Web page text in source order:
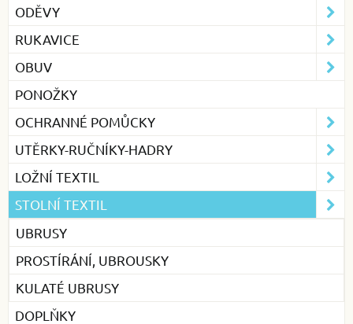
ODĚVY
RUKAVICE
OBUV
PONOŽKY
OCHRANNÉ POMŮCKY
UTĚRKY-RUČNÍKY-HADRY
LOŽNÍ TEXTIL
STOLNÍ TEXTIL
UBRUSY
PROSTÍRÁNÍ, UBROUSKY
KULATÉ UBRUSY
DOPLŇKY